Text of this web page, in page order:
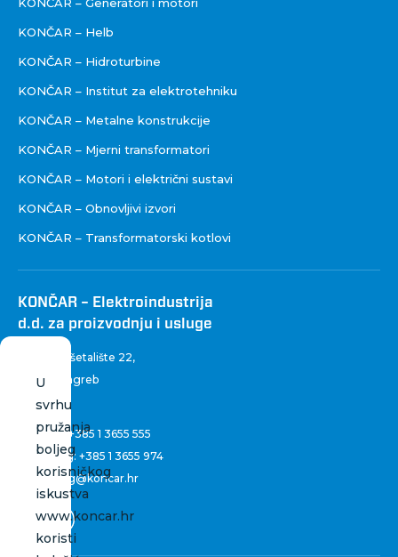
KONČAR – Helb
KONČAR – Hidroturbine
KONČAR – Institut za elektrotehniku
KONČAR – Metalne konstrukcije
KONČAR – Mjerni transformatori
KONČAR – Motori i električni sustavi
KONČAR – Obnovljivi izvori
KONČAR – Transformatorski kotlovi
KONČAR – Elektroindustrija
d.d. za proizvodnju i usluge
Fallerovo šetalište 22,
10 000 Zagreb
Hrvatska
Centrala:+385 1 3655 555
Marketing: +385 1 3655 974
marketing@koncar.hr
U
svrhu
pružanja
boljeg
korisničkog
iskustva
www.koncar.hr
koristi